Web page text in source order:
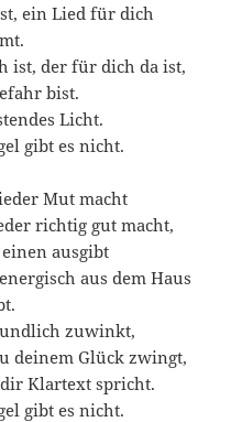
ein Lied für dich
ist, der für dich da ist,
bist.
Licht.
gibt es nicht.
Mut macht
richtig gut macht,
ausgibt
aus dem Haus
zuwinkt,
deinem Glück zwingt,
Klartext spricht.
gibt es nicht.